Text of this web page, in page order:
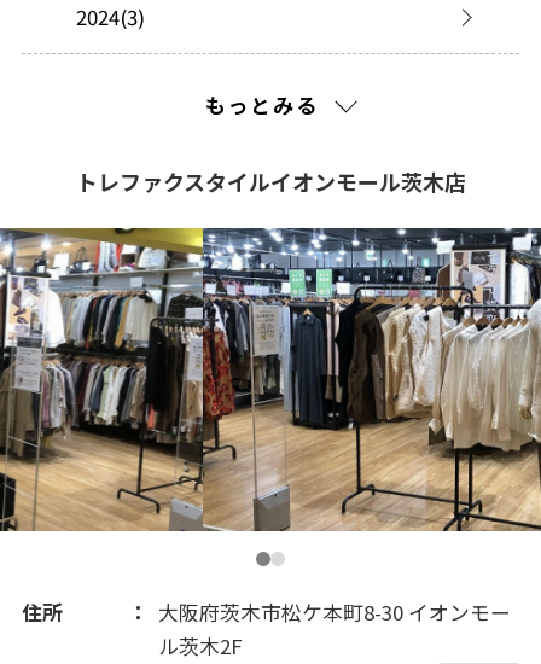
2024(3)
もっとみる
トレファクスタイルイオンモール茨木店
住所
大阪府茨木市松ケ本町8-30 イオンモー
ル茨木2F